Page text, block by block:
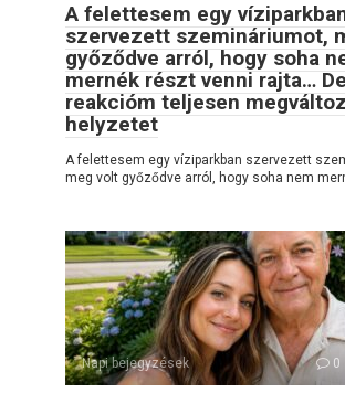
A felettesem egy
szervezett szemináriumot,
győződve arról, hogy soha
mernék részt venni rajta…
reakcióm teljesen
helyzetet
A felettesem egy víziparkban szervezett
meg volt győződve arról, hogy soha nem
Napi bejegyzések 0